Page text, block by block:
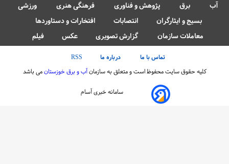
آب برق پژوهش و فناوری فرهنگی هنری
ورزشی
بسیج و ایثارگران
انتصابات
افتخارات و دستاوردها
معاملات سازمان
گزارش تصویری عکس فیلم
تماس با ما درباره ما
RSS
کلیه حقوق سایت محفوظ است و متعلق به سازمانآب و برق خوزستانمی باشد
سامانه خبری آسام